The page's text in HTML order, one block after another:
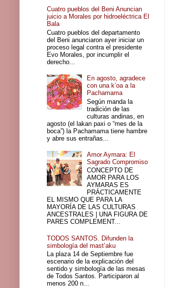
Cuatro pueblos del Beni Anuncian
juicio a Morales por hidroeléctrica El
Bala
Cuatro pueblos del departamento
del Beni anunciaron ayer iniciar un
proceso legal contra el presidente
Evo Morales, por incumplir el
derecho...
En agosto, agradece
con una k’oa a la
Pachamama
Según manda la
tradición de las
culturas andinas, en
agosto (el lakan paxi o “mes de la
boca”) la Pachamama tiene hambre
y abre sus entrañas...
Amor Aymara: El
Sagrado Compromiso
CONCEPTO DE
AMOR PARA LOS
AYMARAS ES
PRÁCTICAMENTE
EL MISMO QUE PARA LA
MAYORÍA DE LAS CULTURAS
ANCESTRALES | UNA FIGURA DE
PARES COMPLEMENT...
TODOS SANTOS. Difunden la
simbología del mast’aku
La plaza 14 de Septiembre fue
escenario de la explicación del
sentido y simbología de las mesas
de Todos Santos. Participaron al
menos 200 n...